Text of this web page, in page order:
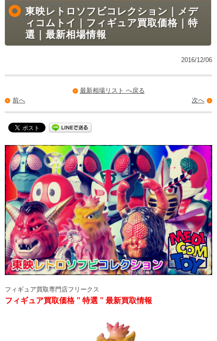
東映レトロソフビコレクション｜メデ
ィコムトイ｜フィギュア買取価格｜特
選｜最新相場情報
2016/12/06
最新相場リスト へ戻る
次へ
前へ
フィギュア買取専門店フリークス
フィギュア買取価格 ” 特選 ” 最新買取情報